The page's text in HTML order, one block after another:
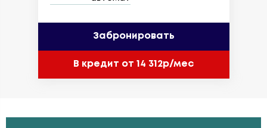
Забронировать
В кредит от 14 312р/мес